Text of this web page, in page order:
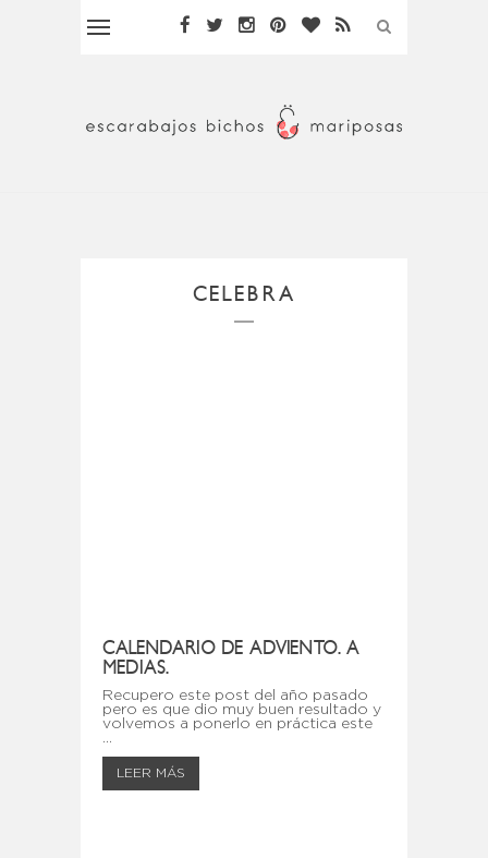
CELEBRA
CALENDARIO DE ADVIENTO. A
MEDIAS.
Recupero este post del año pasado
pero es que dio muy buen resultado y
volvemos a ponerlo en práctica este
LEER MÁS